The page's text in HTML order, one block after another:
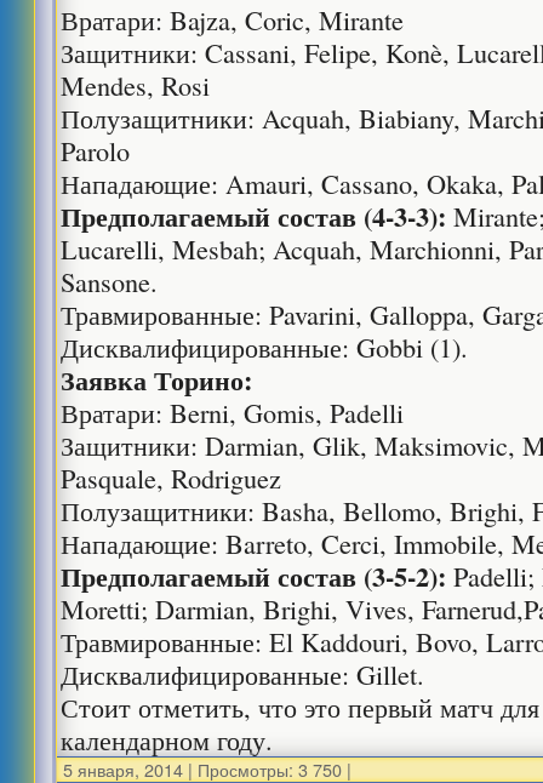
Вратари: Bajza, Coric, Mirante
Защитники: Cassani, Felipe, Konè,
Mendes, Rosi
Полузащитники: Acquah, Biabiany,
Parolo
Нападающие: Amauri, Cassano, Okaka,
Предполагаемый состав (4-3-3):
Lucarelli, Mesbah; Acquah, Marchionni,
Sansone.
Травмированные: Pavarini, Galloppa,
Дисквалифицированные: Gobbi (1).
Заявка Торино:
Вратари: Berni, Gomis, Padelli
Защитники: Darmian, Glik, Maksimovic,
Pasquale, Rodriguez
Полузащитники: Basha, Bellomo, Brighi,
Нападающие: Barreto, Cerci, Immobile,
Предполагаемый состав (3-5-2):
Moretti; Darmian, Brighi, Vives,
Травмированные: El Kaddouri, Bovo,
Дисквалифицированные: Gillet.
Стоит отметить, что это первый матч
календарном году.
5 января, 2014 | Просмотры: 3 750 |